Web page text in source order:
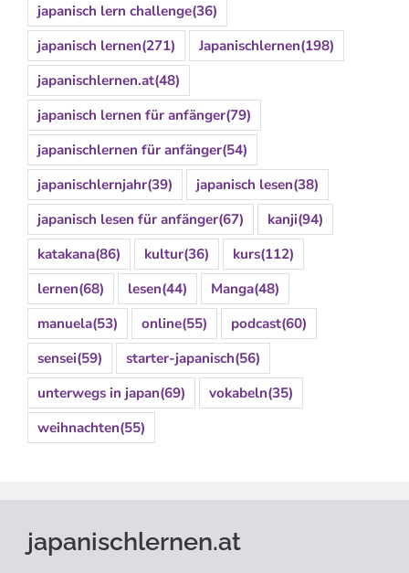
japanisch lern challenge(36)
japanisch lernen(271) Japanischlernen(198)
japanischlernen.at(48)
japanisch lernen für anfänger(79)
japanischlernen für anfänger(54)
japanischlernjahr(39) japanisch lesen(38)
japanisch lesen für anfänger(67) kanji(94)
katakana(86) kultur(36) kurs(112)
lernen(68) lesen(44) Manga(48)
manuela(53) online(55) podcast(60)
sensei(59) starter-japanisch(56)
unterwegs in japan(69) vokabeln(35)
weihnachten(55)
japanischlernen.at